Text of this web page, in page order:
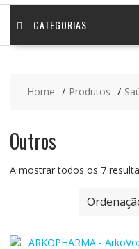
CATEGORIAS
Home Produtos
Outros
A mostrar todos os 7